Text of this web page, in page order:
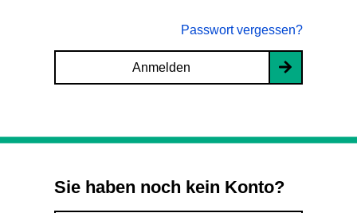
Passwort vergessen?
Anmelden
Sie haben noch kein Konto?